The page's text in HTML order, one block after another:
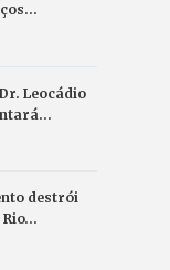
Leocádio
destrói
Rio…